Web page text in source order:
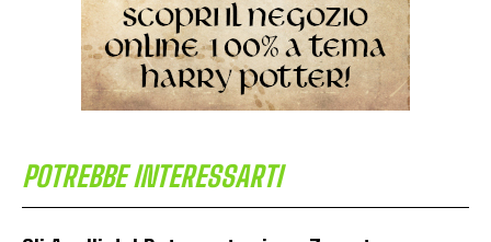
POTREBBE INTERESSARTI